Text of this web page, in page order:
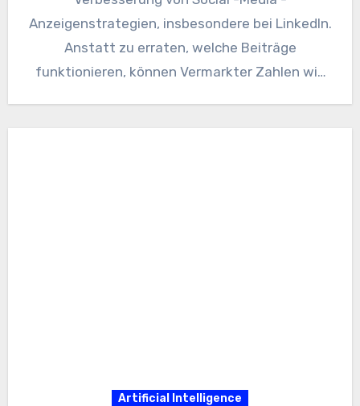
Anzeigenstrategien, insbesondere bei LinkedIn.
Anstatt zu erraten, welche Beiträge
funktionieren, können Vermarkter Zahlen wie
Artificial Intelligence